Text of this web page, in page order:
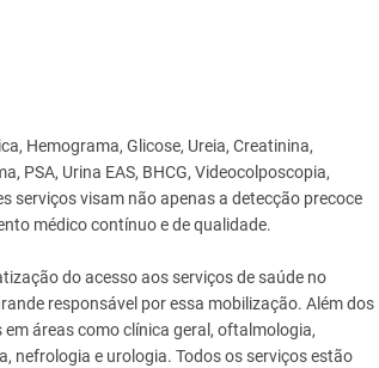
Hemograma, Glicose, Ureia, Creatinina,
PSA, Urina EAS, BHCG, Videocolposcopia,
serviços visam não apenas a detecção precoce
médico contínuo e de qualidade.
do acesso aos serviços de saúde no
responsável por essa mobilização. Além dos
áreas como clínica geral, oftalmologia,
nefrologia e urologia. Todos os serviços estão